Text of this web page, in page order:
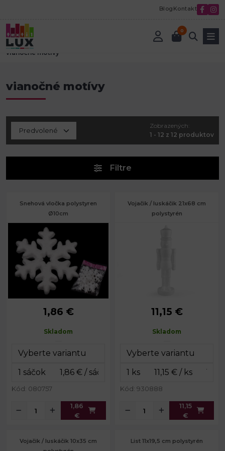
Blog Kontakt
0
Úvod
Polystyrénové polotovary
vianočné motívy
vianočné motívy
Zobrazených:
1 - 12 z 12 produktov
Filtre
Snehová vločka polystyren
Ø10cm
Priemer vločky:
1,86 €
Skladom
Kód: 080757
1,86
€
Vojačik / luskáčik 21x68 cm
polystyrén
21 cm
11,15 €
Skladom
Kód: 930888
11,15
€
Vojačik / luskáčik 10x35 cm
List 11x19,5 cm polystyrén